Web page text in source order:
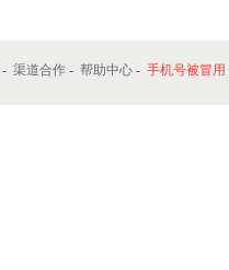
- 渠道合作 - 帮助中心 - 手机号被冒用